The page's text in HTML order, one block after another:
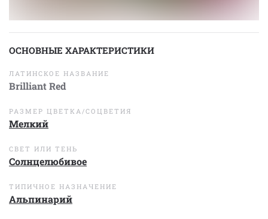
ОСНОВНЫЕ ХАРАКТЕРИСТИКИ
ЛАТИНСКОЕ НАЗВАНИЕ
Brilliant Red
РАЗМЕР ЦВЕТКА/СОЦВЕТИЯ
Мелкий
СВЕТ ИЛИ ТЕНЬ
Солнцелюбивое
ТИПИЧНОЕ НАЗНАЧЕНИЕ
Альпинарий